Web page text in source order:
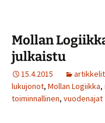
Mollan
julkaistu
15.4.2015 artikkelit
lukujonot, Mollan Logiikka,
toiminnallinen, vuodenajat